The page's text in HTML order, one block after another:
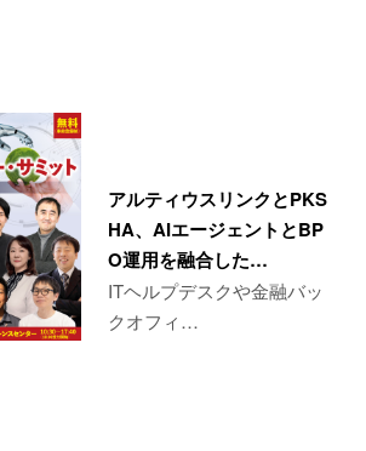
アルティウスリンクとPKS
HA、AIエージェントとBP
O運用を融合した…
ITヘルプデスクや金融バッ
クオフィ…